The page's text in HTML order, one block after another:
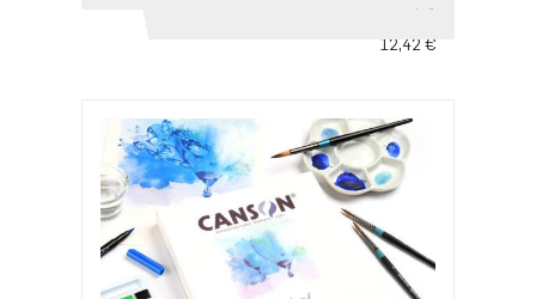
ab 1
12,42 €